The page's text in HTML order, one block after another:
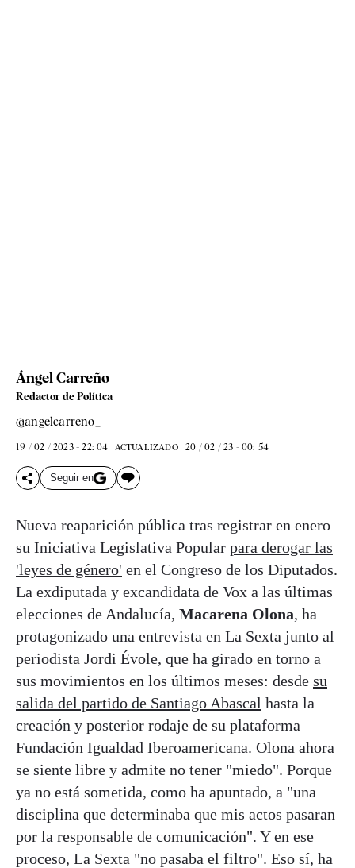
Ángel Carreño
Redactor de Política
@angelcarreno_
19 / 02 / 2023 - 22: 04 ACTUALIZADO 20 / 02 / 23 - 00: 54
Seguir en
Nueva reaparición pública tras registrar en enero
su Iniciativa Legislativa Popular para derogar las
'leyes de género' en el Congreso de los Diputados.
La exdiputada y excandidata de Vox a las últimas
elecciones de Andalucía, Macarena Olona, ha
protagonizado una entrevista en La Sexta junto al
periodista Jordi Évole, que ha girado en torno a
sus movimientos en los últimos meses: desde su
salida del partido de Santiago Abascal hasta la
creación y posterior rodaje de su plataforma
Fundación Igualdad Iberoamericana. Olona ahora
se siente libre y admite no tener "miedo". Porque
ya no está sometida, como ha apuntado, a "una
disciplina que determinaba que mis actos pasaran
por la responsable de comunicación". Y en ese
proceso, La Sexta "no pasaba el filtro". Eso sí, ha